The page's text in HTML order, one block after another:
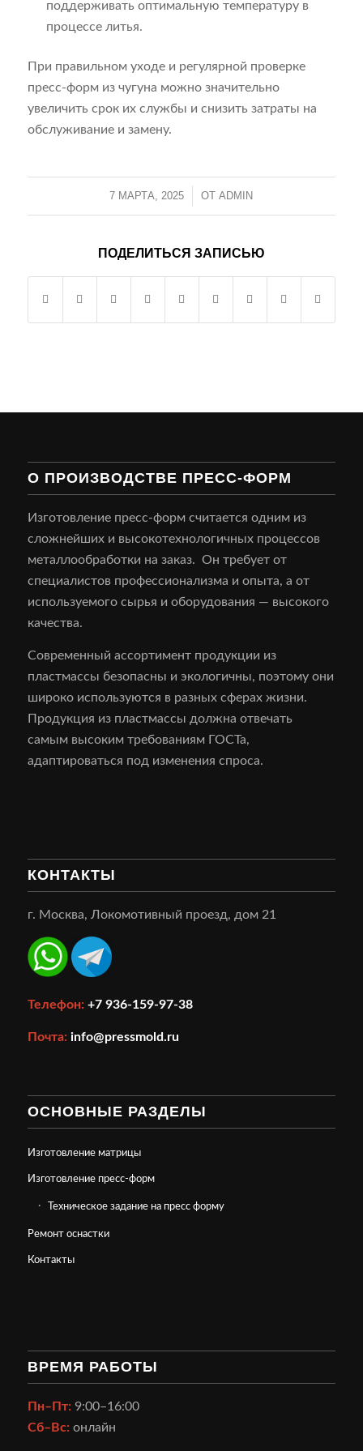
поддерживать оптимальную температуру в
процессе литья.
При правильном уходе и регулярной проверке
пресс-форм из чугуна можно значительно
увеличить срок их службы и снизить затраты на
обслуживание и замену.
7 МАРТА, 2025
/ ОТADMIN
ПОДЕЛИТЬСЯ ЗАПИСЬЮ
О ПРОИЗВОДСТВЕ ПРЕСС-ФОРМ
Изготовление пресс-форм считается одним из
сложнейших и высокотехнологичных процессов
металлообработки на заказ. Он требует от
специалистов профессионализма и опыта, а от
используемого сырья и оборудования — высокого
качества.
Современный ассортимент продукции из
пластмассы безопасны и экологичны, поэтому они
широко используются в разных сферах жизни.
Продукция из пластмассы должна отвечать
самым высоким требованиям ГОСТа,
адаптироваться под изменения спроса.
КОНТАКТЫ
г. Москва, Локомотивный проезд, дом 21
Телефон: +7 936-159-97-38
Почта: info@pressmold.ru
ОСНОВНЫЕ РАЗДЕЛЫ
Изготовление матрицы
Изготовление пресс-форм
Техническое задание на пресс форму
Ремонт оснастки
Контакты
ВРЕМЯ РАБОТЫ
Пн–Пт:9:00–16:00
Сб–Вс:онлайн